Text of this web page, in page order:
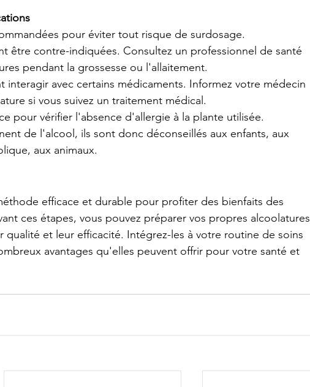
pour éviter tout risque de surdosage.
être contre-indiquées. Consultez un professionnel de santé
pendant la grossesse ou l'allaitement.
interagir avec certains médicaments. Informez votre médecin
si vous suivez un traitement médical.
pour vérifier l'absence d'allergie à la plante utilisée.
de l'alcool, ils sont donc déconseillés aux enfants, aux
aux animaux.
efficace et durable pour profiter des bienfaits des
ces étapes, vous pouvez préparer vos propres alcoolatures
qualité et leur efficacité. Intégrez-les à votre routine de soins
avantages qu'elles peuvent offrir pour votre santé et